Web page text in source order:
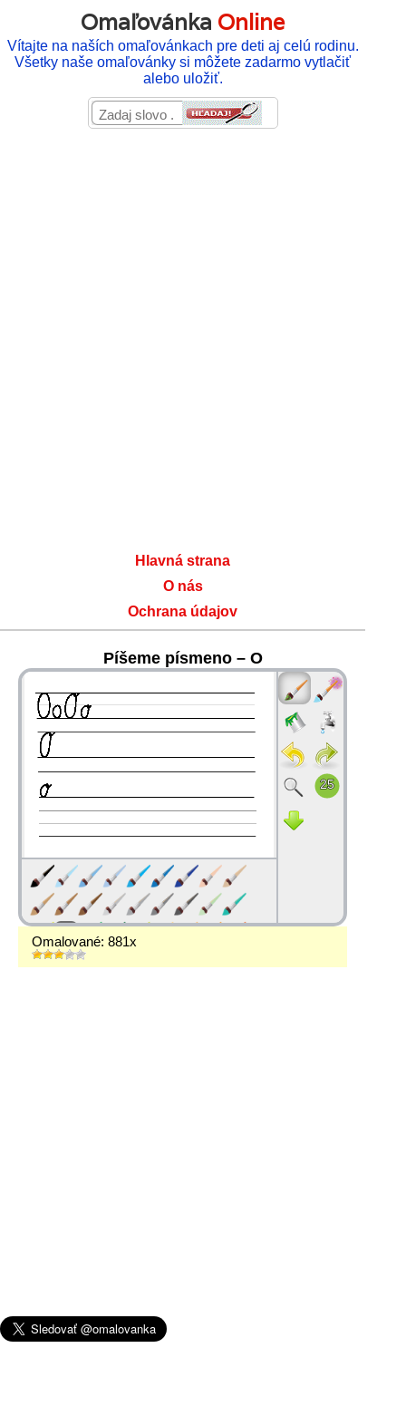
Omaľovánka Online
Vítajte na naších omaľovánkach pre deti aj celú rodinu.
Všetky naše omaľovánky si môžete zadarmo vytlačiť
alebo uložiť.
Hlavná strana
O nás
Ochrana údajov
Píšeme písmeno – O
Omalované: 881x